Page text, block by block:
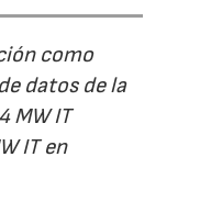
como
datos de la
MW IT
IT en